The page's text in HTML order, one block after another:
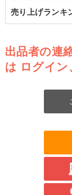
売り上げランキ
出品者の連
は ログイン